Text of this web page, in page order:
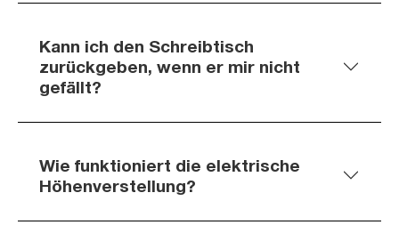
Kann ich den Schreibtisch
zurückgeben, wenn er mir nicht
gefällt?
Wie funktioniert die elektrische
Höhenverstellung?